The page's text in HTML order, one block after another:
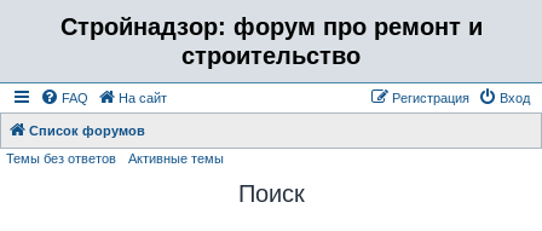
Стройнадзор: форум про ремонт и
строительство
FAQ На сайт Вход
Регистрация
Список форумов
Темы без ответов
Активные темы
Поиск